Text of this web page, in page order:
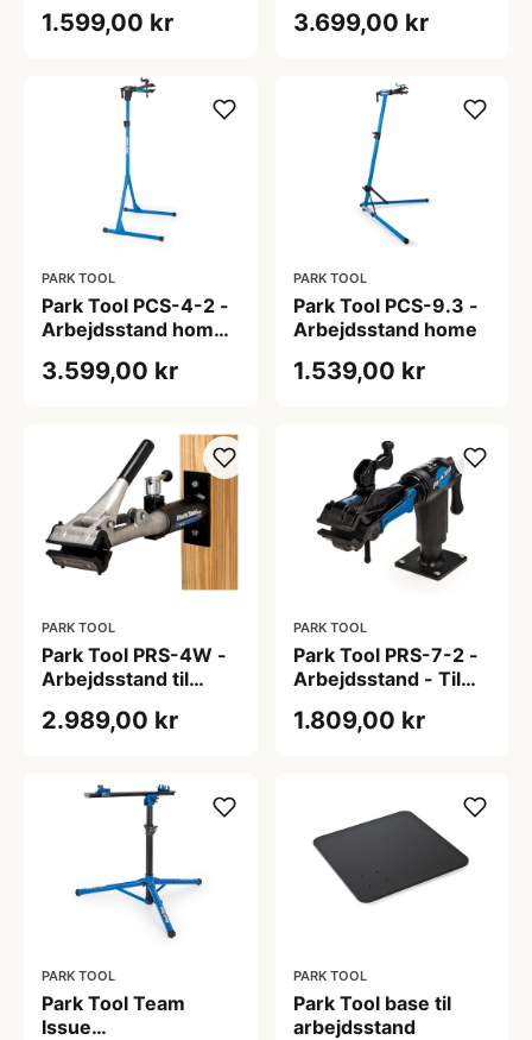
1.599,00 kr
klampe
3.699,00 kr
PARK TOOL
Park Tool PCS-4-2 -
Arbejdsstand home
klampe
3.599,00 kr
PARK TOOL
Park Tool PCS-9.3 -
Arbejdsstand home
1.539,00 kr
PARK TOOL
Park Tool PRS-4W -
Arbejdsstand til
2.989,00 kr
PARK TOOL
Park Tool PRS-7-2 -
Arbejdsstand - Til
Klampe 100-5D
1.809,00 kr
PARK TOOL
Park Tool Team
Issue
PARK TOOL
Park Tool base til
arbejdsstand